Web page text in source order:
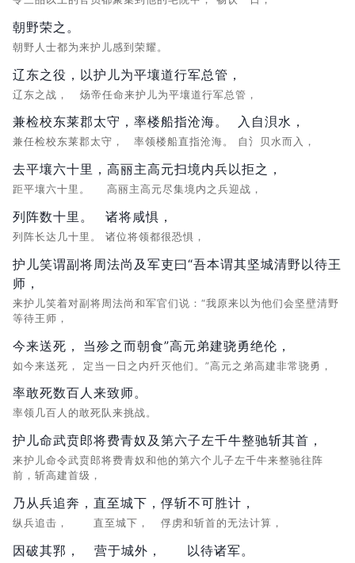
朝野荣之。
朝野人士都为来护儿感到荣耀。
辽东之役，
辽东之战，
以护儿为平壤道行军总管，
炀帝任命来护儿为平壤道行军总管，
兼检校东莱郡太守，
兼任检校东莱郡太守，
率楼船指沧海。
率领楼船直指沧海。
入自浿水，
自氵贝水而入，
去平壤六十里，
距平壤六十里。
高丽主高元扫境内兵以拒之，
高丽主高元尽集境内之兵迎战，
列阵数十里。
列阵长达几十里。
诸将咸惧，
诸位将领都很恐惧，
护儿笑谓副将周法尚及军吏曰“吾本谓其坚城清野以待王
师，
来护儿笑着对副将周法尚和军官们说：“我原来以为他们会坚壁清野
等待王师，
今来送死，
如今来送死，
当殄之而朝食”高元弟建骁勇绝伦，
定当一日之内歼灭他们。”高元之弟高建非常骁勇，
率敢死数百人来致师。
率领几百人的敢死队来挑战。
护儿命武贲郎将费青奴及第六子左千牛整驰斩其首，
来护儿命令武贲郎将费青奴和他的第六个儿子左千牛来整驰往阵
前，斩高建首级，
乃从兵追奔，
纵兵追击，
直至城下，
直至城下，
俘斩不可胜计，
俘虏和斩首的无法计算，
因破其郛， 营于城外， 以待诸军。